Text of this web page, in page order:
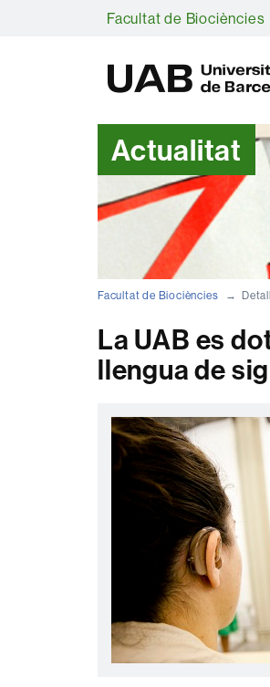
Facultat de Biociències
Actualitat
Facultat de Biociències
La UAB es
llengua de